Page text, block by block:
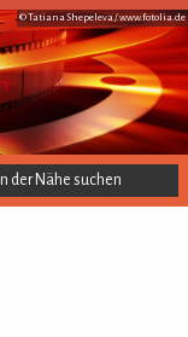
© Tatiana Shepeleva /www.fotolia.de